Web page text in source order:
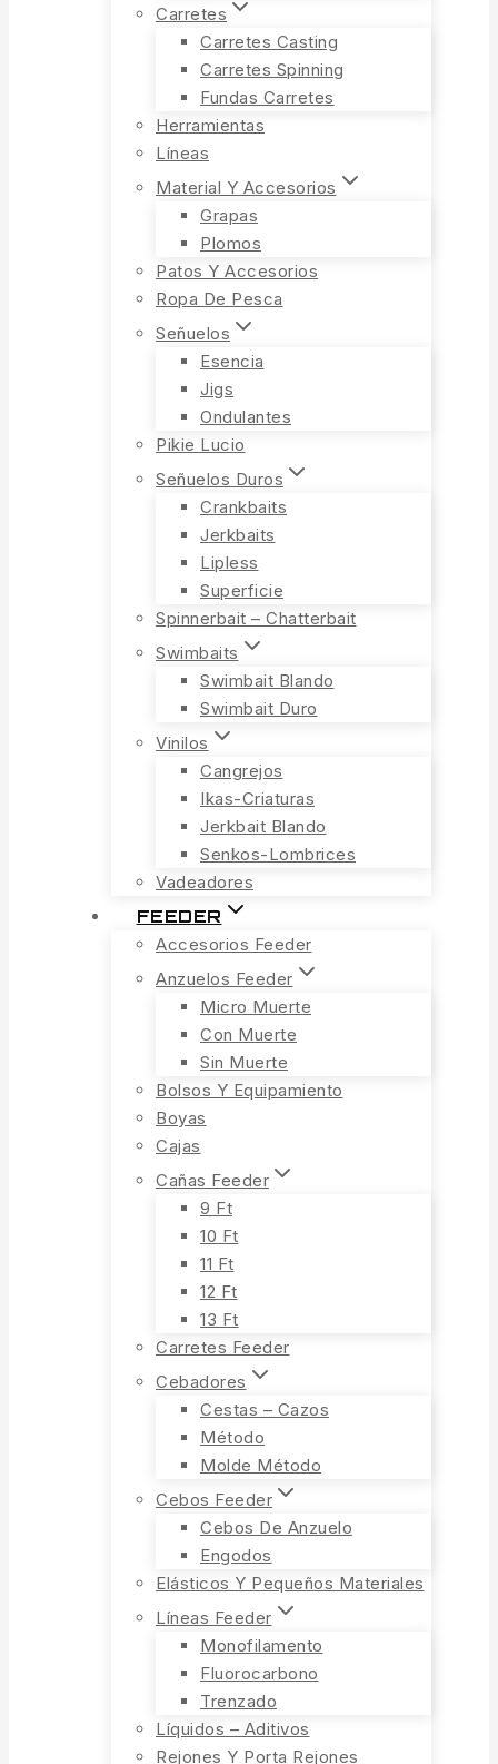
Carretes
Carretes Casting
Carretes Spinning
Fundas Carretes
Herramientas
Líneas
Material Y Accesorios
Grapas
Plomos
Patos Y Accesorios
Ropa De Pesca
Señuelos
Esencia
Jigs
Ondulantes
Pikie Lucio
Señuelos Duros
Crankbaits
Jerkbaits
Lipless
Superficie
Spinnerbait – Chatterbait
Swimbaits
Swimbait Blando
Swimbait Duro
Vinilos
Cangrejos
Ikas-Criaturas
Jerkbait Blando
Senkos-Lombrices
Vadeadores
FEEDER
Accesorios Feeder
Anzuelos Feeder
Micro Muerte
Con Muerte
Sin Muerte
Bolsos Y Equipamiento
Boyas
Cajas
Cañas Feeder
9 Ft
10 Ft
11 Ft
12 Ft
13 Ft
Carretes Feeder
Cebadores
Cestas – Cazos
Método
Molde Método
Cebos Feeder
Cebos De Anzuelo
Engodos
Elásticos Y Pequeños Materiales
Líneas Feeder
Monofilamento
Fluorocarbono
Trenzado
Líquidos – Aditivos
Rejones Y Porta Rejones